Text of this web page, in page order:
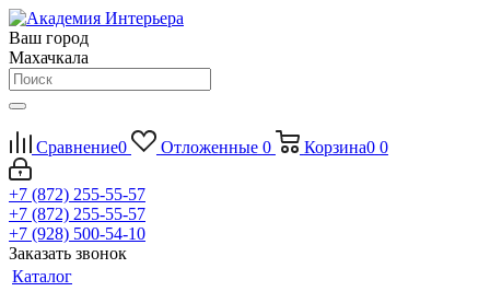
Ваш город
Махачкала
Сравнение0 Отложенные 0 Корзина0 0
+7 (872) 255-55-57
+7 (872) 255-55-57
+7 (928) 500-54-10
Заказать звонок
Каталог